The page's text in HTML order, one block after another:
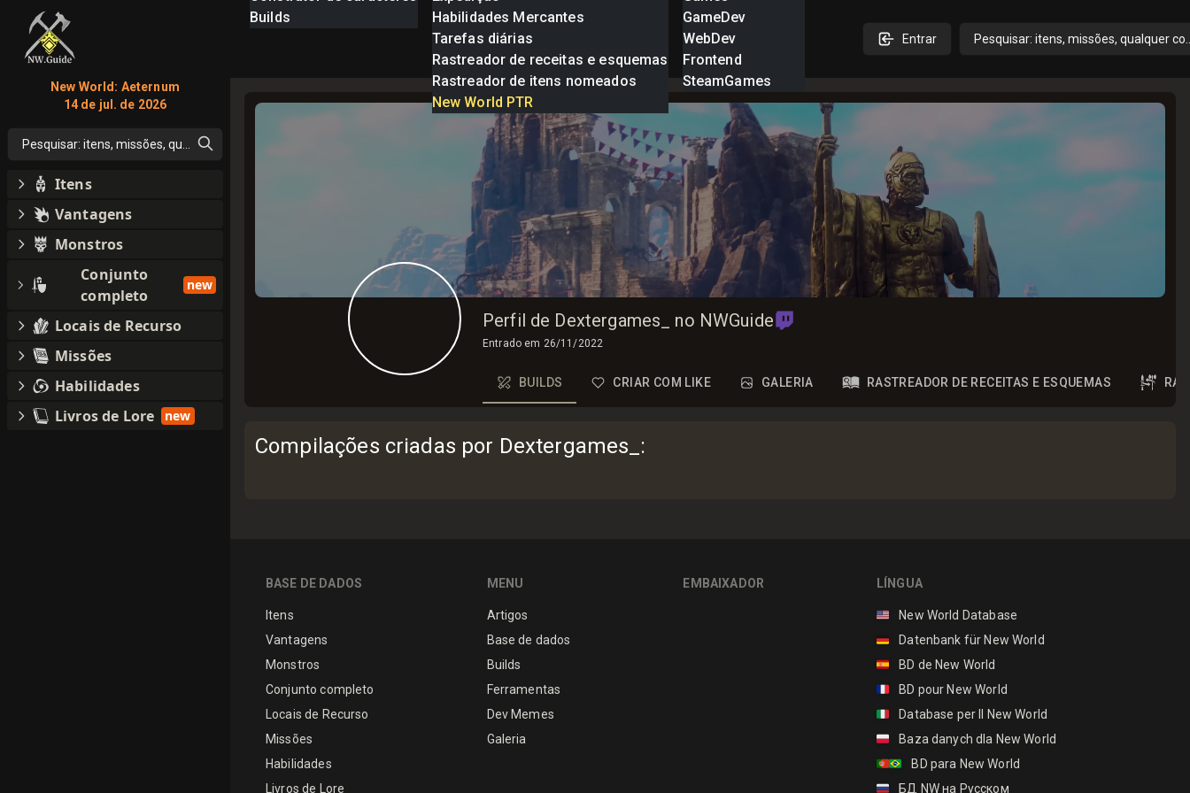
Builds
Habilidades Mercantes
Tarefas diárias
Rastreador de receitas e esquemas
Rastreador de itens nomeados
New World PTR
GameDev
WebDev
Frontend
SteamGames
Entrar Pesquisar: itens, missões, qualquer
Perfil de Dextergames_ no NWGuide
Entrado em 26/11/2022
BUILDS CRIAR COM LIKE GALERIA RASTREADOR DE RECEITAS E ESQUEMAS
Compilações criadas por Dextergames_ :
BASE DE DADOS
Itens
Vantagens
Monstros
Conjunto completo
Locais de Recurso
Missões
Habilidades
Livros de Lore
MENU
Artigos
Base de dados
Builds
Ferramentas
Dev Memes
Galeria
EMBAIXADOR LÍNGUA
🇺🇸
New World Database
🇩🇪
Datenbank für New World
🇪🇸
BD de New World
🇫🇷
BD pour New World
🇮🇹
Database per Il New World
🇵🇱
Baza danych dla New World
🇵🇹🇧🇷
BD para New World
🇷🇺
БД NW на Русском
New World: Aeternum
14 de jul. de 2026
Pesquisar: itens, missões, qualquer coisa
Itens
Vantagens
Monstros
Conjunto
completo
new
Locais de Recurso
Missões
Habilidades
Livros de Lore
new